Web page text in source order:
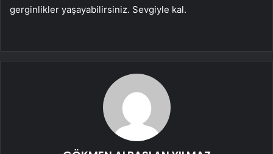
gerginlikler yaşayabilirsiniz. Sevgiyle kal.